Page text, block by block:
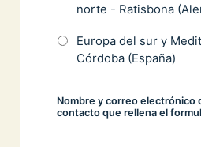
norte - Ratisbona
Europa del sur y
Córdoba (España)
Nombre y correo electrónico
contacto que rellena el